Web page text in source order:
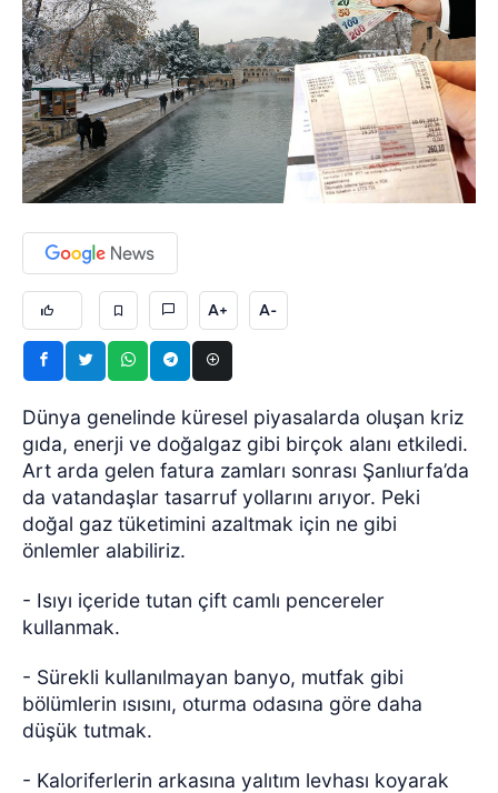
A+ A-
Dünya genelinde küresel piyasalarda oluşan kriz
gıda, enerji ve doğalgaz gibi birçok alanı etkiledi.
Art arda gelen fatura zamları sonrası Şanlıurfa’da
da vatandaşlar tasarruf yollarını arıyor. Peki
doğal gaz tüketimini azaltmak için ne gibi
önlemler alabiliriz.
- Isıyı içeride tutan çift camlı pencereler
kullanmak.
- Sürekli kullanılmayan banyo, mutfak gibi
bölümlerin ısısını, oturma odasına göre daha
düşük tutmak.
- Kaloriferlerin arkasına yalıtım levhası koyarak